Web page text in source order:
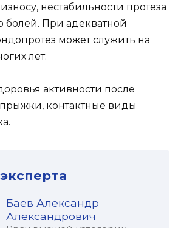
нестабильности протеза
При адекватной
может служить на
лет.
активности после
контактные виды
Баев Александр
Александрович